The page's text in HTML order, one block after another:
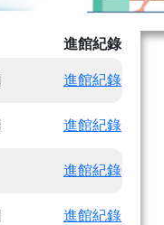
進館紀錄
進館紀錄
進館紀錄
進館紀錄
進館紀錄